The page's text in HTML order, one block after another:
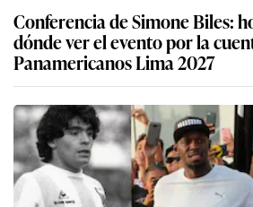
Conferencia de Simone Biles:
dónde ver el evento por la
Panamericanos Lima 2027